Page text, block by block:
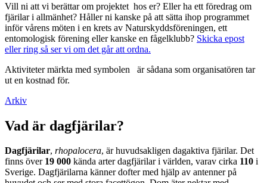
Vill ni att vi berättar om projektet hos er? Eller ha ett föredrag om
fjärilar i allmänhet? Håller ni kanske på att sätta ihop programmet
inför vårens möten i en krets av Naturskyddsföreningen, ett
entomologisk förening eller kanske en fågelklubb? Skicka epost
eller ring så ser vi om det går att ordna.
Aktiviteter märkta med symbolen
är sådana som organisatören tar
ut en kostnad för.
Arkiv
Vad är dagfjärilar?
Dagfjärilar, rhopalocera, är huvudsakligen dagaktiva fjärilar. Det
finns över 19 000 kända arter dagfjärilar i världen, varav cirka 110 i
Sverige. Dagfjärilarna känner dofter med hjälp av antenner på